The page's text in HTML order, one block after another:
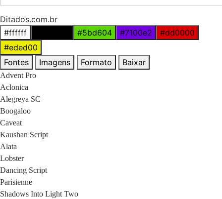
Ditados.com.br
#ffffff
#5bd604 #7100e2
#dd0000
#eded00
Fontes
Imagens Formato Baixar
Advent Pro
Aclonica
Alegreya SC
Boogaloo
Caveat
Kaushan Script
Alata
Lobster
Dancing Script
Parisienne
Shadows Into Light Two